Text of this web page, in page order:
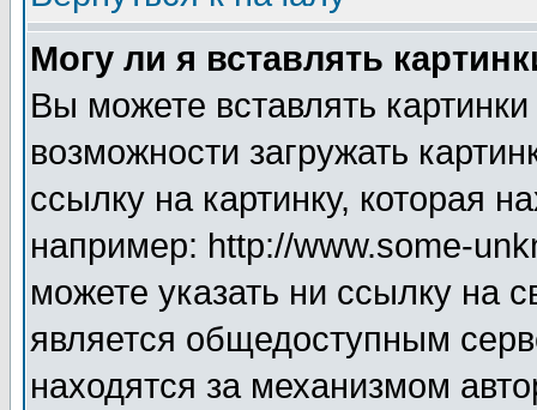
Могу ли я вставлять
Вы можете вставлять
возможности загружать
ссылку на картинку, которая
например: http://www.some-
можете указать ни ссылку на
является общедоступным
находятся за механизмом